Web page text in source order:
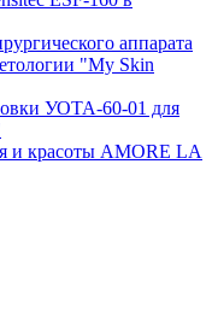
аппарата
"My Skin
УОТА-60-01 для
и красоты AMORE LA